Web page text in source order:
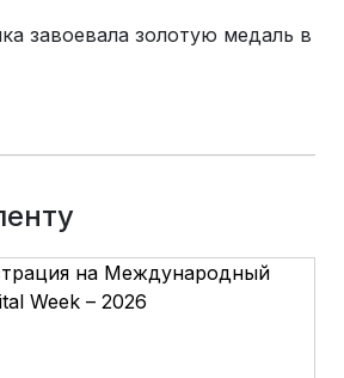
завоевала золотую медаль в